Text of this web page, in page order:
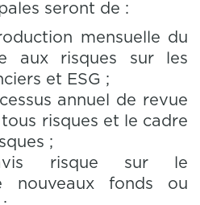
seront de :
mensuelle du
aux risques sur les
et ESG ;
annuel de revue
risques et le cadre
;
risque sur le
nouveaux fonds ou